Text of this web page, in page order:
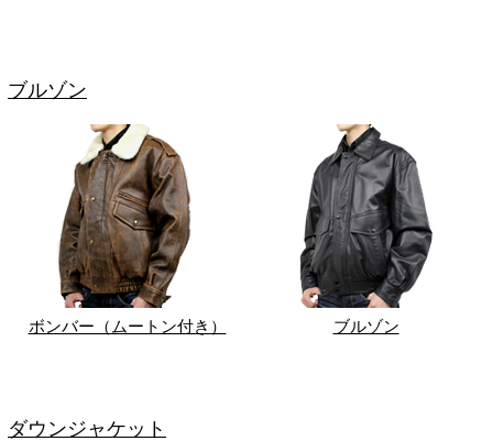
ブルゾン
ボンバー（ムートン付き） ブルゾン
ダウンジャケット